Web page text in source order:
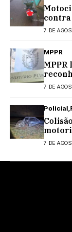
contra
7 DE
MPPR
MPPR
7 DE
Policial
7 DE